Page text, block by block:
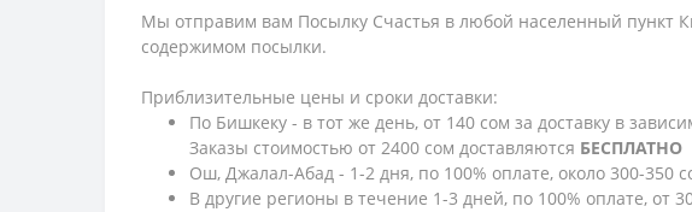
Мы отправим вам Посылку Счастья в любой населенный пункт
содержимом посылки.
Приблизительные цены и сроки доставки:
По Бишкеку - в тот же день, от 140 сом за доставку в
Заказы стоимостью от 2400 сом доставляются БЕСПЛАТНО
Ош, Джалал-Абад - 1-2 дня, по 100% оплате, около 300-350
В другие регионы в течение 1-3 дней, по 100% оплате, от